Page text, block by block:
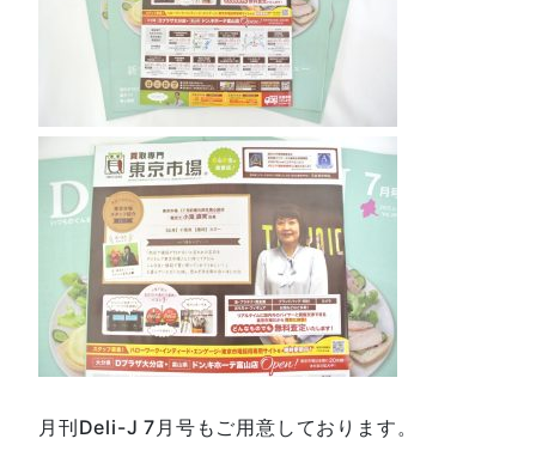
月刊Deli-J 7月号もご用意しております。